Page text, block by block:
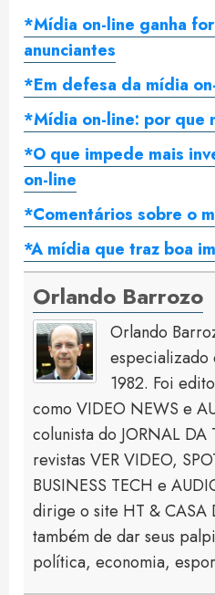
*Mídia on-line ganha
anunciantes
*Em defesa da mídia
*Mídia on-line: por que
*O que impede mais
on-line
*Comentários sobre o
*A mídia que traz boa
Orlando Barrozo
Orlando
especializado
1982. Foi
como VIDEO NEWS e
colunista do JORNAL DA
revistas VER VIDEO,
BUSINESS TECH e
dirige o site HT & CASA
também de dar seus
política, economia,